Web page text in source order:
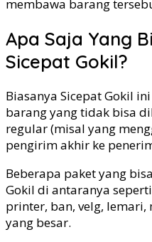
membawa barang
Apa Saja Yang
Sicepat Gokil?
Biasanya Sicepat Gokil
barang yang tidak bisa
regular (misal yang
pengirim akhir ke
Beberapa paket yang
Gokil di antaranya
printer, ban, velg,
yang besar.